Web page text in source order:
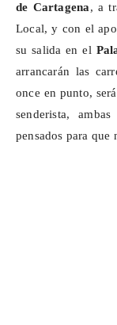
de Cartagena, a
Local, y con el
su salida en el
arrancarán las
once en punto,
senderista,
pensados para que